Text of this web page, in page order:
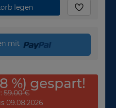
legen
mit
%) gespart!
59,00 €
09.08.2026